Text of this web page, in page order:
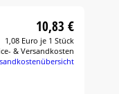
10,83 €
1,08 Euro je 1 Stück
& Versandkosten